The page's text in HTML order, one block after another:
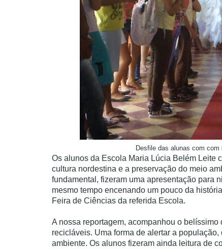
Desfile das alunas com
Os alunos da Escola Maria Lúcia Belém Leite
cultura nordestina e a preservação do meio
fundamental, fizeram uma apresentação para
mesmo tempo encenando um pouco da
Feira de Ciências da referida Escola.
A nossa reportagem, acompanhou o
recicláveis. Uma forma de alertar a
ambiente. Os alunos fizeram ainda leitura de